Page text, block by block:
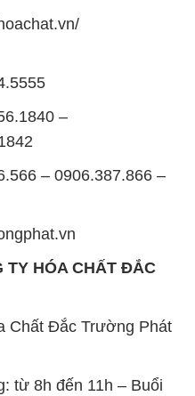
–
– 0906.387.866 –
TY HÓA CHẤT ĐẮC
Chất Đắc Trường Phát
từ 8h đến 11h – Buổi